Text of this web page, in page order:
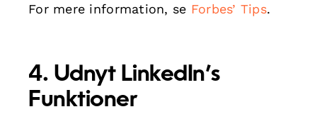
For mere information, se Forbes’ Tips.
4. Udnyt LinkedIn’s
Funktioner